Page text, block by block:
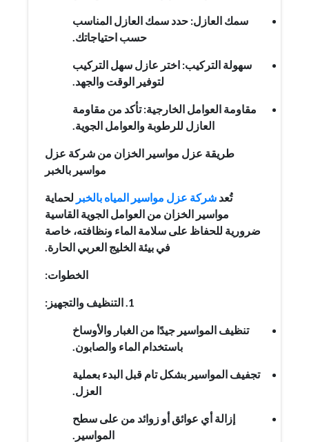
سمك العازل: حدد سمك العازل المناسب
حسب احتياجاتك.
سهولة التركيب: اختر عازل سهل التركيب
لتوفير الوقت والجهد.
مقاومة العوامل الخارجية: تأكد من مقاومة
العازل للرطوبة والعوامل الجوية.
طريقة عزل مواسير الخزان من شركة عزل
مواسير بالخبر
تُعد شركة عزل مواسير المياه بالخبر لحماية
مواسير الخزان من العوامل الجوية القاسية
ضرورية للحفاظ على سلامة الماء ونظافته، خاصة
في بيئة الخليج العربي الحارة.
الخطوات:
1. التنظيف والتجهيز:
تنظيف المواسير جيدًا من الغبار والأوساخ
باستخدام الماء والصابون.
تجفيف المواسير بشكل تام قبل البدء بعملية
العزل.
إزالة أي عوائق أو زوائد من على سطح
المواسير.